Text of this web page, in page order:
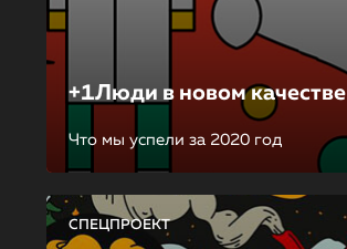
+1Люди в новом качестве
Что мы успели за 2020 год
СПЕЦПРОЕКТ